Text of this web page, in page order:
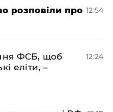
розповіли про 12:54
ФСБ, щоб
еліти, –
12:24